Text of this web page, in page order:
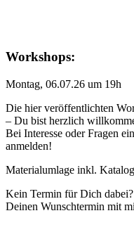
Workshops:
Montag, 06.07.26 um 19h
Die hier veröffentlichten
– Du bist herzlich
Bei Interesse oder Fragen
anmelden!
Materialumlage inkl.
Kein Termin für Dich
Deinen Wunschtermin mit